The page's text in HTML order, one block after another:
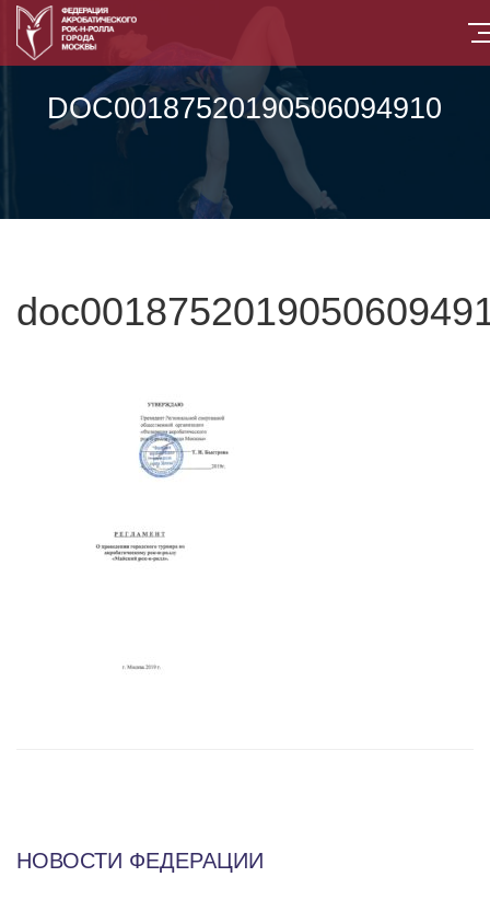
DOC00187520190506094910
НОВОСТИ ФЕДЕРАЦИИ